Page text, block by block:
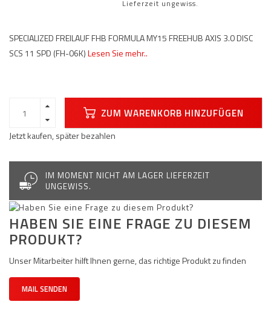
Lieferzeit ungewiss.
SPECIALIZED FREILAUF FHB FORMULA MY15 FREEHUB AXIS 3.0 DISC
SCS 11 SPD (FH-06K)Lesen Sie mehr..
ZUM WARENKORB HINZUFÜGEN
Jetzt kaufen, später bezahlen
IM MOMENT NICHT AM LAGER LIEFERZEIT
UNGEWISS.
HABEN SIE EINE FRAGE ZU DIESEM
PRODUKT?
Unser Mitarbeiter hilft Ihnen gerne, das richtige Produkt zu finden
MAIL SENDEN